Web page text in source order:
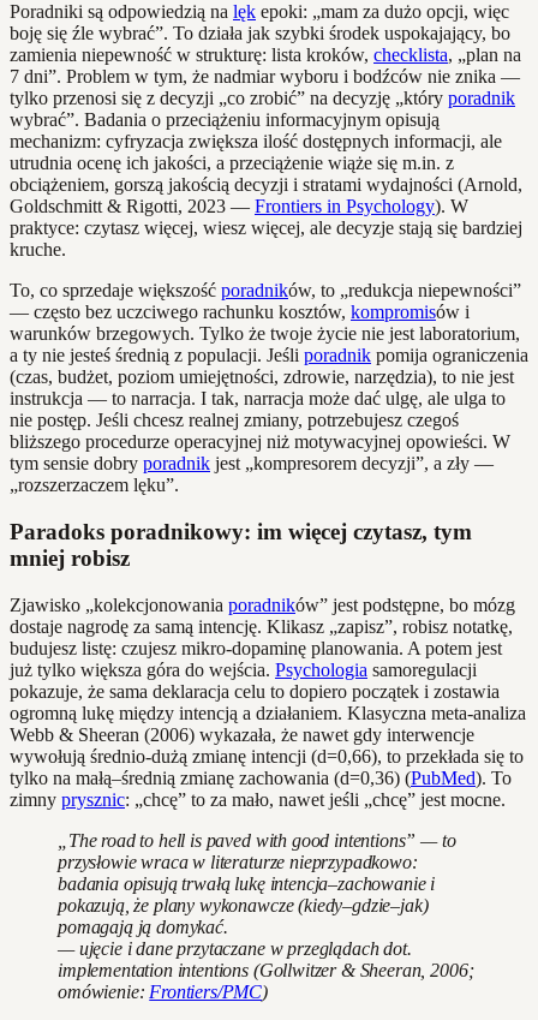
Poradniki są odpowiedzią na lęk epoki: „mam za dużo opcji, więc
boję się źle wybrać”. To działa jak szybki środek uspokajający, bo
zamienia niepewność w strukturę: lista kroków, checklista, „plan na
7 dni”. Problem w tym, że nadmiar wyboru i bodźców nie znika —
tylko przenosi się z decyzji „co zrobić” na decyzję „który poradnik
wybrać”. Badania o przeciążeniu informacyjnym opisują
mechanizm: cyfryzacja zwiększa ilość dostępnych informacji, ale
utrudnia ocenę ich jakości, a przeciążenie wiąże się m.in. z
obciążeniem, gorszą jakością decyzji i stratami wydajności (Arnold,
Goldschmitt & Rigotti, 2023 — Frontiers in Psychology). W
praktyce: czytasz więcej, wiesz więcej, ale decyzje stają się bardziej
kruche.
To, co sprzedaje większość poradników, to „redukcja niepewności”
— często bez uczciwego rachunku kosztów, kompromisów i
warunków brzegowych. Tylko że twoje życie nie jest laboratorium,
a ty nie jesteś średnią z populacji. Jeśli poradnik pomija ograniczenia
(czas, budżet, poziom umiejętności, zdrowie, narzędzia), to nie jest
instrukcja — to narracja. I tak, narracja może dać ulgę, ale ulga to
nie postęp. Jeśli chcesz realnej zmiany, potrzebujesz czegoś
bliższego procedurze operacyjnej niż motywacyjnej opowieści. W
tym sensie dobry poradnik jest „kompresorem decyzji”, a zły —
„rozszerzaczem lęku”.
Paradoks poradnikowy: im więcej czytasz, tym
mniej robisz
Zjawisko „kolekcjonowania poradników” jest podstępne, bo mózg
dostaje nagrodę za samą intencję. Klikasz „zapisz”, robisz notatkę,
budujesz listę: czujesz mikro-dopaminę planowania. A potem jest
już tylko większa góra do wejścia. Psychologia samoregulacji
pokazuje, że sama deklaracja celu to dopiero początek i zostawia
ogromną lukę między intencją a działaniem. Klasyczna meta-analiza
Webb & Sheeran (2006) wykazała, że nawet gdy interwencje
wywołują średnio-dużą zmianę intencji (d=0,66), to przekłada się to
tylko na małą–średnią zmianę zachowania (d=0,36) (PubMed). To
zimny prysznic: „chcę” to za mało, nawet jeśli „chcę” jest mocne.
„The road to hell is paved with good intentions” — to
przysłowie wraca w literaturze nieprzypadkowo:
badania opisują trwałą lukę intencja–zachowanie i
pokazują, że plany wykonawcze (kiedy–gdzie–jak)
pomagają ją domykać.
— ujęcie i dane przytaczane w przeglądach dot.
implementation intentions (Gollwitzer & Sheeran, 2006;
omówienie: Frontiers/PMC)